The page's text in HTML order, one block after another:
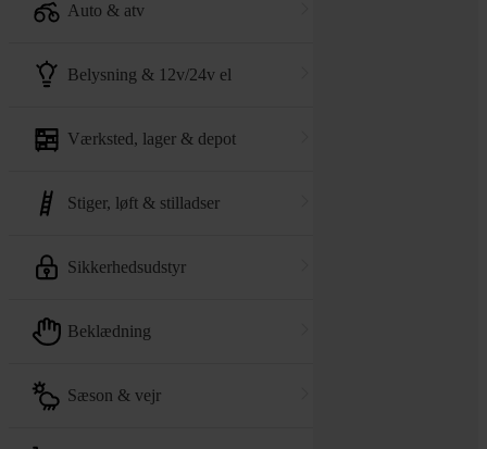
auto & atv
belysning & 12v/24v el
værksted, lager & depot
stiger, løft & stilladser
sikkerhedsudstyr
beklædning
sæson & vejr